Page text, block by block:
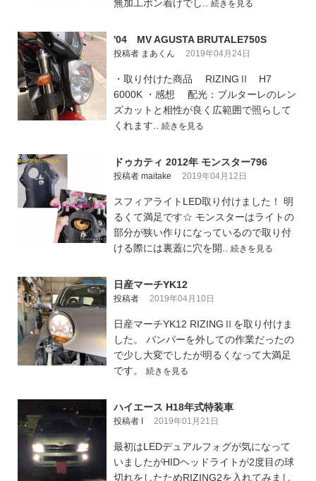
無加工ポン着けでし.. 続きを見る
'04 MV AGUSTA BRUTALE750S
投稿者 まあくん 2019年04月24日
・取り付けた商品 RIZINGⅡ H7
6000K ・感想 配光：ブルターレのレン
ズカットと相性が良く広範囲で照らして
くれます.. 続きを見る
ドゥカティ 2012年 モンスター796
投稿者 maitake 2019年04月12日
スフィアライトLED取り付けました！ 明
るくて満足です☆ モンスターはライトの
部分が狭い作りになっているので取り付
ける際には裏蓋に穴を開.. 続きを見る
日産マーチYK12
投稿者 2019年04月10日
日産マーチYK12 RIZINGⅡを取り付けま
した。 バンパーを外しての作業だったの
で少し大変でしたが明るくなって大満足
です。 続きを見る
ハイエース H18年式特装車
投稿者 I 2019年01月21日
最初はLEDデュアルフォグが気になって
いましたがHIDヘッドライトが2度目の球
切れをしたためRIZING2を入れてみまし